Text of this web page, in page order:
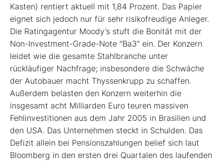
Kasten) rentiert aktuell mit 1,84 Prozent. Das Papier
eignet sich jedoch nur für sehr risikofreudige Anleger.
Die Ratingagentur Moody’s stuft die Bonität mit der
Non-Investment-Grade-Note "Ba3" ein. Der Konzern
leidet wie die gesamte Stahlbranche unter
rückläufiger Nachfrage; insbesondere die Schwäche
der Autobauer macht Thyssenkrupp zu schaffen.
Außerdem belasten den Konzern weiterhin die
insgesamt acht Milliarden Euro teuren massiven
Fehlinvestitionen aus dem Jahr 2005 in Brasilien und
den USA. Das Unternehmen steckt in Schulden. Das
Defizit allein bei Pensionszahlungen belief sich laut
Bloomberg in den ersten drei Quartalen des laufenden